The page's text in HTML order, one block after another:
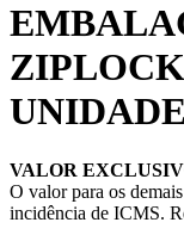
ZIPLOCK
VALOR
O valor para os
incidência de ICMS.